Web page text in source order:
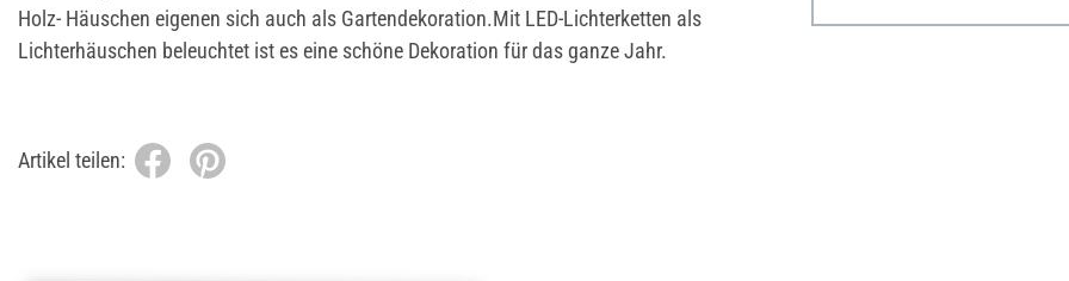
Holz- Häuschen eigenen sich auch als Gartendekoration.Mit LED-Lichterketten als
Lichterhäuschen beleuchtet ist es eine schöne Dekoration für das ganze Jahr.
Artikel teilen: